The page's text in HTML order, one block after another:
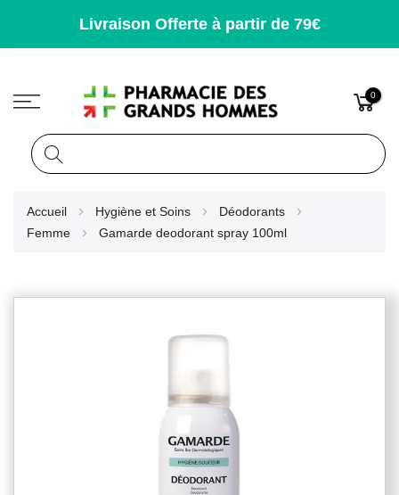
Livraison Offerte à partir de 79€
0
Accueil Hygiène et Soins
Déodorants
Femme
Gamarde deodorant spray 100ml